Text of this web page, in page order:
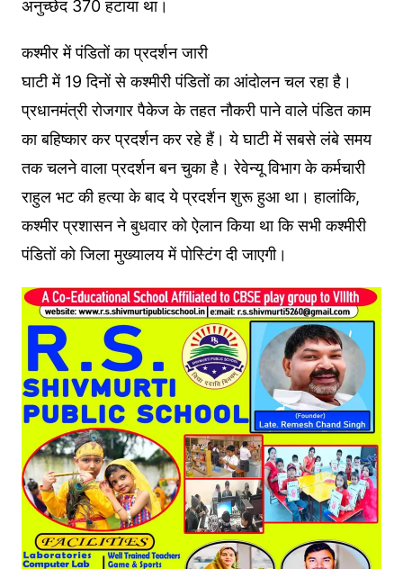
अनुच्छेद 370 हटाया था।
कश्मीर में पंडितों का प्रदर्शन जारी
घाटी में 19 दिनों से कश्मीरी पंडितों का आंदोलन चल रहा है।
प्रधानमंत्री रोजगार पैकेज के तहत नौकरी पाने वाले पंडित काम
का बहिष्कार कर प्रदर्शन कर रहे हैं। ये घाटी में सबसे लंबे समय
तक चलने वाला प्रदर्शन बन चुका है। ​​रेवेन्यू विभाग के कर्मचारी
राहुल भट की हत्या के बाद ये प्रदर्शन शुरू हुआ था। हालांकि,
कश्मीर प्रशासन ने बुधवार को ऐलान किया था कि सभी कश्मीरी
पंडितों को जिला मुख्यालय में पोस्टिंग दी जाएगी।